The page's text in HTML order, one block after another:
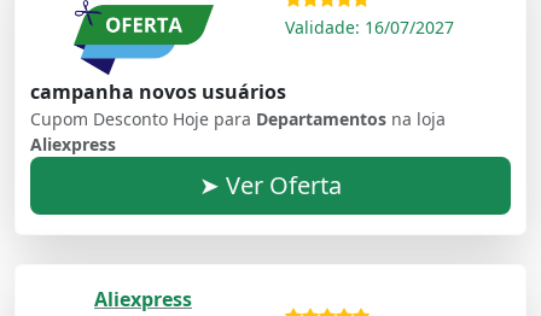
Validade: 16/07/2027
campanha novos usuários
Cupom Desconto Hoje para Departamentos na loja
Aliexpress
➤ Ver Oferta
Aliexpress